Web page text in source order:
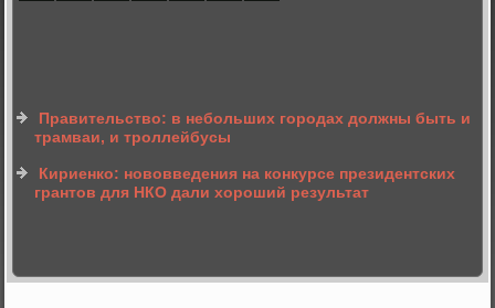
Правительство: в небольших городах должны быть и
трамваи, и троллейбусы
Кириенко: нововведения на конкурсе президентских
грантов для НКО дали хороший результат